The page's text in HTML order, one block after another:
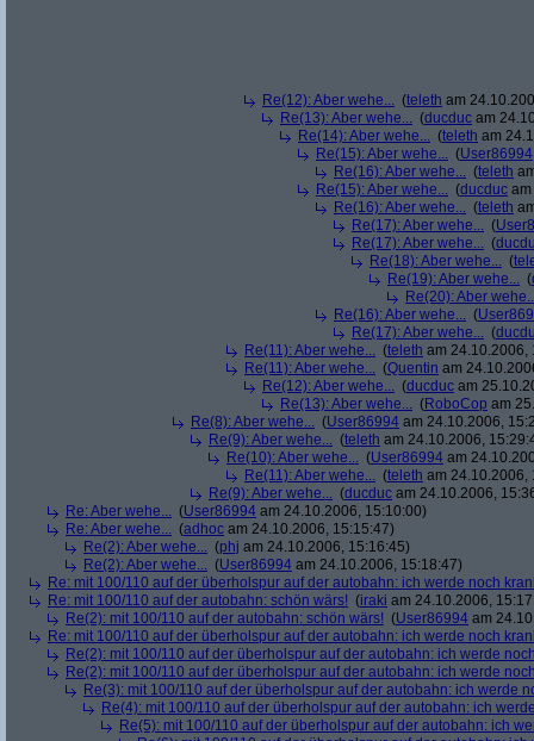
Re(12): Aber wehe... (teleth am
Re(13): Aber wehe... (ducduc am
Re(14): Aber wehe... (teleth am
Re(15): Aber wehe... (User86994
Re(16): Aber wehe... (teleth
Re(15): Aber wehe... (ducduc
Re(16): Aber wehe... (teleth
Re(17): Aber wehe... (
Re(17): Aber wehe... (
Re(18): Aber wehe... (
Re(19): Aber wehe... (
Re(20): Aber
Re(16): Aber wehe... (
Re(17): Aber wehe... (
Re(11): Aber wehe... (teleth am 24.10.2006,
Re(11): Aber wehe... (Quentin am
Re(12): Aber wehe... (ducduc am
Re(13): Aber wehe... (RoboCop am
Re(8): Aber wehe... (User86994 am 24.10.2006,
Re(9): Aber wehe... (teleth am 24.10.2006,
Re(10): Aber wehe... (User86994 am
Re(11): Aber wehe... (teleth am 24.10.2006,
Re(9): Aber wehe... (ducduc am 24.10.2006,
Re: Aber wehe... (User86994 am 24.10.2006, 15:10:00)
Re: Aber wehe... (adhoc am 24.10.2006, 15:15:47)
Re(2): Aber wehe... (phj am 24.10.2006, 15:16:45)
Re(2): Aber wehe... (User86994 am 24.10.2006, 15:18:47)
Re: mit 100/110 auf der überholspur auf der autobahn: ich werde noch
Re: mit 100/110 auf der autobahn: schön wärs! (iraki am 24.10.2006,
Re(2): mit 100/110 auf der autobahn: schön wärs! (User86994 am
Re: mit 100/110 auf der überholspur auf der autobahn: ich werde noch
Re(2): mit 100/110 auf der überholspur auf der autobahn: ich werde
Re(2): mit 100/110 auf der überholspur auf der autobahn: ich werde
Re(3): mit 100/110 auf der überholspur auf der autobahn: ich werde
Re(4): mit 100/110 auf der überholspur auf der autobahn: ich
Re(5): mit 100/110 auf der überholspur auf der autobahn: ich